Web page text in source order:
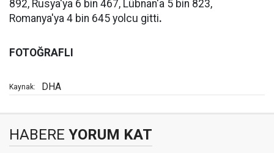
892, Rusya'ya 6 bin 467, Lübnan'a 5 bin 823,
Romanya'ya 4 bin 645 yolcu gitti.
FOTOĞRAFLI
Kaynak: DHA
HABERE YORUM KAT